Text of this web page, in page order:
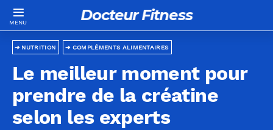
Docteur Fitness
COMPLÉMENTS ALIMENTAIRES
NUTRITION
Le meilleur moment pour
prendre de la créatine
selon les experts